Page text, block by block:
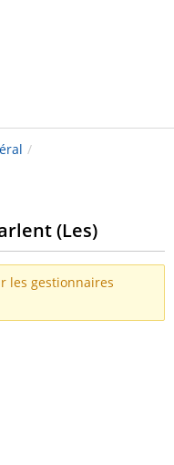
/
(Les)
les gestionnaires